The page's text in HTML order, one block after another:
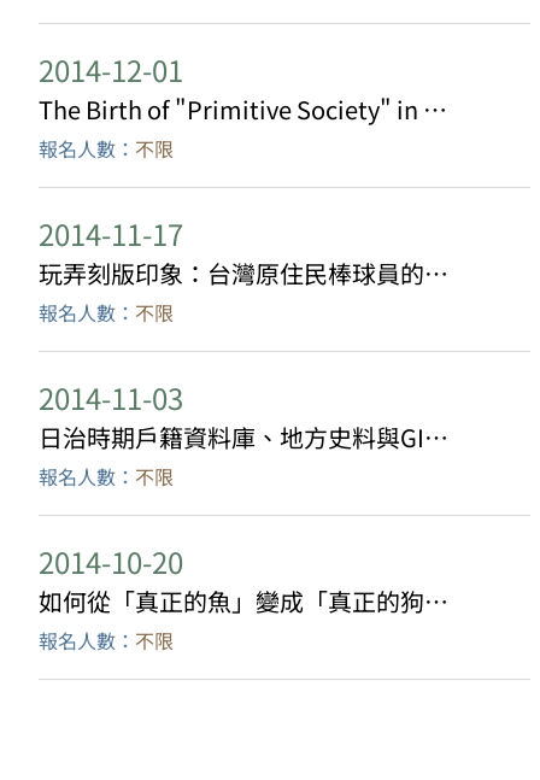
2014-12-01
The Birth of "Primitive Society" in the Age of Mechanical Reproduction: Picture Postcards, Ethnogenesis, and Indigenous Peoples under Japanese Colonial Rule
報名人數： 不限
2014-11-17
玩弄刻版印象：台灣原住民棒球員的表述與實踐
報名人數： 不限
2014-11-03
日治時期戶籍資料庫、地方史料與GIS的結合：北埔姜家的歷史人口學研究
報名人數： 不限
2014-10-20
如何從「真正的魚」變成「真正的狗」：人類學對於馴化論的反思之我見
報名人數： 不限